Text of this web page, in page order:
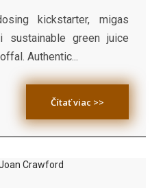
kickstarter, migas
sustainable green juice
Authentic...
Čítať viac >>